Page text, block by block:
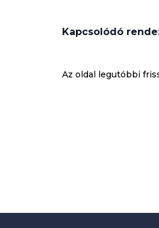
Kapcsolódó
Az oldal legutóbbi